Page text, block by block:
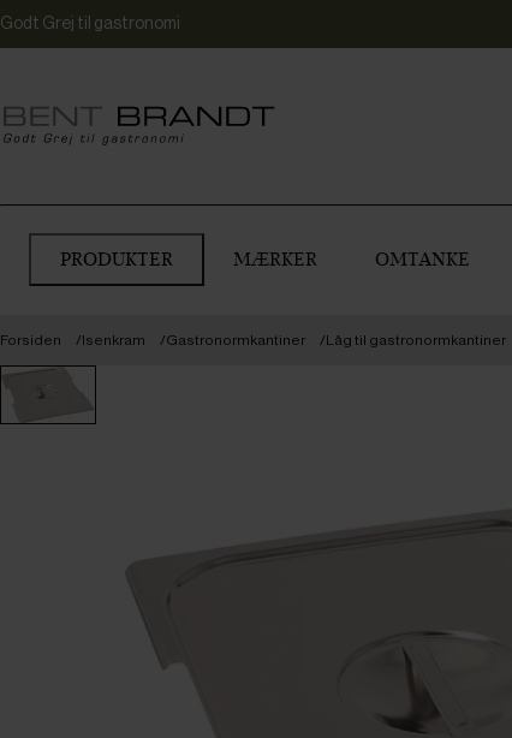
Godt Grej til gastronomi
PRODUKTER MÆRKER OMTANKE
Forsiden Isenkram Gastronormkantiner Låg til gastronormkantiner